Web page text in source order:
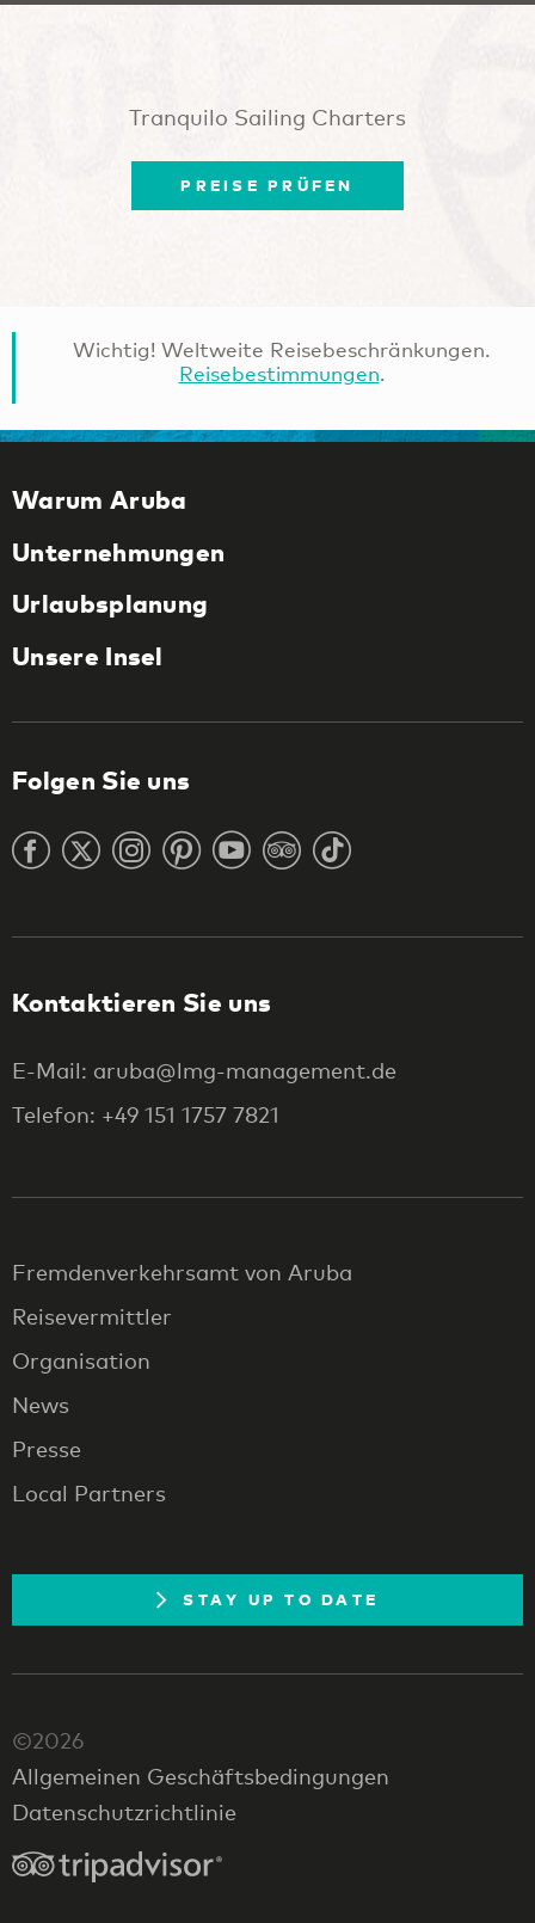
Tranquilo Sailing Charters
PREISE PRÜFEN
Wichtig! Weltweite Reisebeschränkungen.
Reisebestimmungen.
Warum Aruba
Unternehmungen
Urlaubsplanung
Unsere Insel
Folgen Sie uns
Kontaktieren Sie uns
E-Mail: aruba@lmg-management.de
Telefon: +49 151 1757 7821
Fremdenverkehrsamt von Aruba
Reisevermittler
Organisation
News
Presse
Local Partners
STAY UP TO DATE
©2026
Allgemeinen Geschäftsbedingungen
Datenschutzrichtlinie